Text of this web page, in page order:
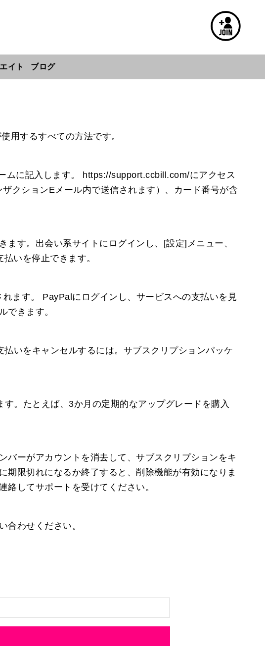
イト ブログ
用するすべての方法です。
ムに記入します。 https://support.ccbill.com/にアクセス
クションEメール内で送信されます）、カード番号が含
す。出会い系サイトにログインし、[設定]メニュー、
いを停止できます。
ます。 PayPalにログインし、サービスへの支払いを見
できます。
いをキャンセルするには。サブスクリプションパッケ
。たとえば、3か月の定期的なアップグレードを購入
バーがアカウントを消去して、サブスクリプションをキ
限切れになるか終了すると、削除機能が有効になりま
してサポートを受けてください。
合わせください。